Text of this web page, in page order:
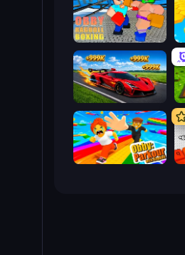
Obby: Ragdoll Boxing
Obby: +1 Speed Car Escape
Obby: Parkour with Ragdoll